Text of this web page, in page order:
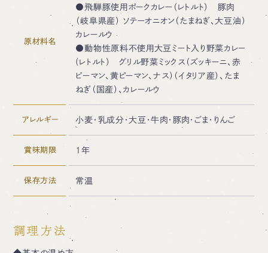
原材料名
●飛騨豚使用ポークカレー（レトルト） 豚肉
（岐阜県産） ソテーオニオン（たまねぎ、大豆油）
カレールウ
●動物性原料不使用大豆ミート入り野菜カレー
(レトルト） グリル野菜ミックス（ズッキーニ、赤
ピーマン、黄ピーマン、ナス）（イタリア産）、たま
ねぎ（国産）、カレールウ
アレルギー 小麦・乳成分・大豆・牛肉・豚肉・ごま・りんご
賞味期限 1年
保存方法 常温
調理方法